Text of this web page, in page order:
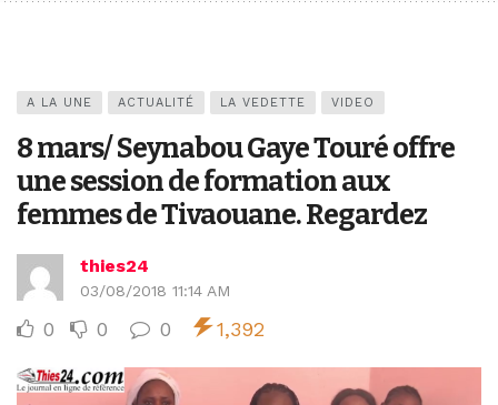
A LA UNE ACTUALITÉ LA VEDETTE VIDEO
8 mars/ Seynabou Gaye Touré offre
une session de formation aux
femmes de Tivaouane. Regardez
thies24
03/08/2018 11:14 AM
0 0 0 1,392